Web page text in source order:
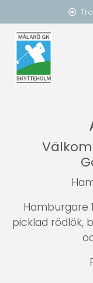
Hamburgare
picklad rödlök,